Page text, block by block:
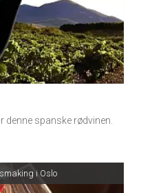
denne spanske rødvinen.
i Oslo